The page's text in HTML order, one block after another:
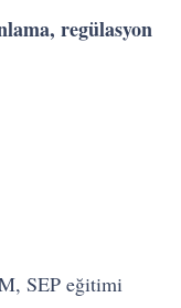
regülasyon
SEP eğitimi